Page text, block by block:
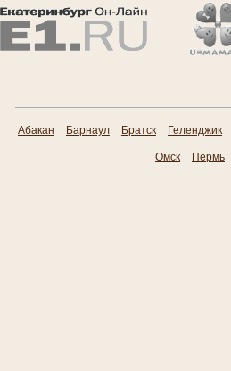
Абакан Барнаул Братск Геленджик
Омск Пермь